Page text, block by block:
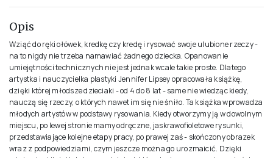
Opis
Wziąć do ręki ołówek, kredkę czy kredę i rysować swoje ulubione rzeczy -
na to nigdy nie trzeba namawiać żadnego dziecka. Opanowanie
umiejętności technicznych nie jest jednak wcale takie proste. Dlatego
artystka i nauczycielka plastyki Jennifer Lipsey opracowała książkę,
dzięki której młodsze dzieciaki - od 4 do 8 lat - same nie wiedząc kiedy,
nauczą się rzeczy, o których nawet im się nie śniło. Ta książka wprowadza
młodych artystów w podstawy rysowania. Kiedy otworzymy ją w dowolnym
miejscu, po lewej stronie mamy odręczne, jaskrawofioletowe rysunki,
przedstawiające kolejne etapy pracy, po prawej zaś - skończony obrazek
wraz z podpowiedziami, czym jeszcze można go urozmaicić. Dzięki